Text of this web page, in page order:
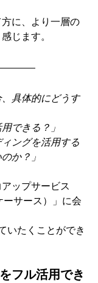
に、より一層の
じます。
、具体的にどうす
できる？」
ィングを活用する
か？」
ップサービス
ーサース）」に会
いたくことができ
フル活用でき